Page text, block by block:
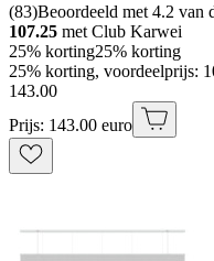
(83)Beoordeeld met 4.2 van
107.25 met Club Karwei
25% korting25% korting
25% korting, voordeelprijs:
143.00
Prijs: 143.00 euro